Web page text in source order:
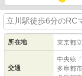
立川駅徒歩6分のRC
所在地 東京都
交通
中央線 「
多摩都